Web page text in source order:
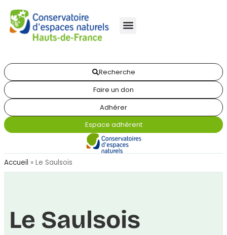
Recherche
Faire un don
Adhérer
Espace adhérent
Accueil » Le Saulsois
Le Saulsois